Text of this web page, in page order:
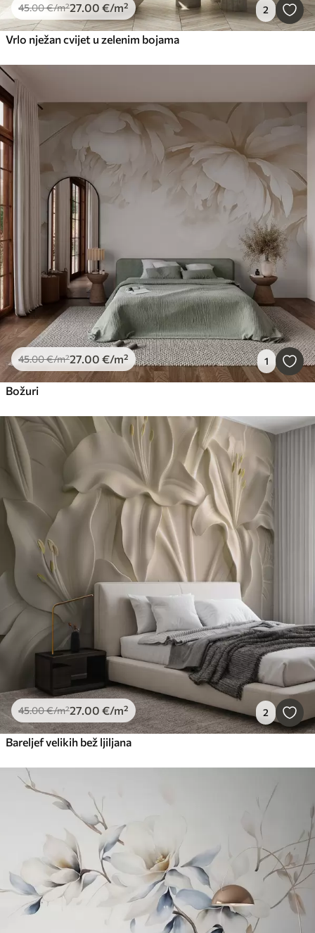
45.00€/m²27.00 €/m² 2
Vrlo nježan cvijet u zelenim bojama
45.00€/m²27.00 €/m² 1
Božuri
45.00€/m²27.00 €/m² 2
Bareljef velikih bež ljiljana